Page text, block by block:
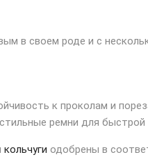
в своем роде и с
к проколам и
ремни для
кольчуги одобрены в